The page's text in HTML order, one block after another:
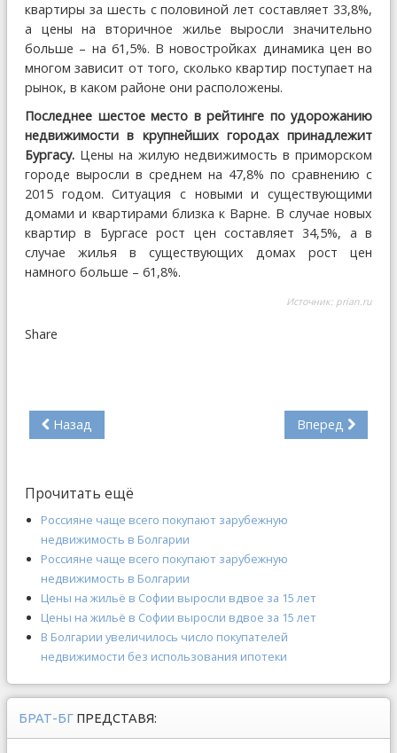
квартиры за шесть с половиной лет составляет 33,8%,
а цены на вторичное жилье выросли значительно
больше – на 61,5%. В новостройках динамика цен во
многом зависит от того, сколько квартир поступает на
рынок, в каком районе они расположены.
Последнее шестое место в рейтинге по удорожанию
недвижимости в крупнейших городах принадлежит
Бургасу. Цены на жилую недвижимость в приморском
городе выросли в среднем на 47,8% по сравнению с
2015 годом. Ситуация с новыми и существующими
домами и квартирами близка к Варне. В случае новых
квартир в Бургасе рост цен составляет 34,5%, а в
случае жилья в существующих домах рост цен
намного больше – 61,8%.
Источник: prian.ru
Share
Назад Вперед
Прочитать ещё
Россияне чаще всего покупают зарубежную
недвижимость в Болгарии
Россияне чаще всего покупают зарубежную
недвижимость в Болгарии
Цены на жильё в Софии выросли вдвое за 15 лет
Цены на жильё в Софии выросли вдвое за 15 лет
В Болгарии увеличилось число покупателей
недвижимости без использования ипотеки
БРАТ-БГ ПРЕДСТАВЯ: